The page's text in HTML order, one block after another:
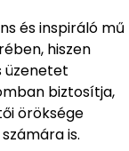
és inspiráló mű
hiszen
üzenetet
biztosítja,
öröksége
is.